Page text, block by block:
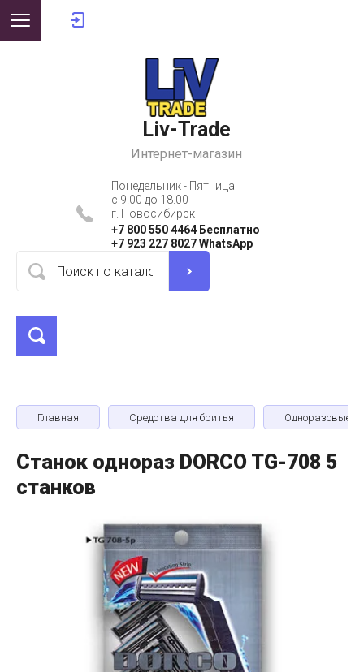
Liv-Trade
Интернет-магазин
Понедельник - Пятница
с 9.00 до 18.00
г. Новосибирск
+7 800 550 4464 Бесплатно
+7 923 227 8027 WhatsApp
Главная Средства для бритья Одноразовые
Станок однораз DORCO TG-708 5
станков